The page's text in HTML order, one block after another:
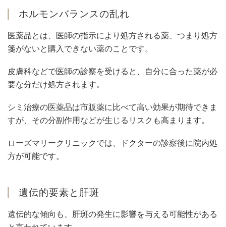
ホルモンバランスの乱れ
医薬品とは、医師の指示により処方される薬、つまり処方
箋がないと購入できない薬のことです。
皮膚科などで医師の診察を受けると、自分に合った薬が必
要な分だけ処方されます。
シミ治療の医薬品は市販薬に比べて高い効果が期待できま
すが、その分副作用などが生じるリスクも高まります。
ローズマリークリニックでは、ドクターの診察後に院内処
方が可能です。
遺伝的要素と肝斑
遺伝的な傾向も、肝斑の発生に影響を与える可能性がある